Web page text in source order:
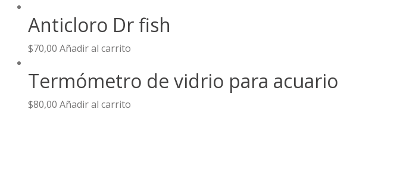
Anticloro Dr fish
$70,00 Añadir al carrito
Termómetro de vidrio para acuario
$80,00 Añadir al carrito